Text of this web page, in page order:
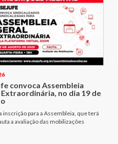
convoca Assembleia
Extraordinária, no dia 19 de
inscrição para a Assembleia, que terá
a avaliação das mobilizações